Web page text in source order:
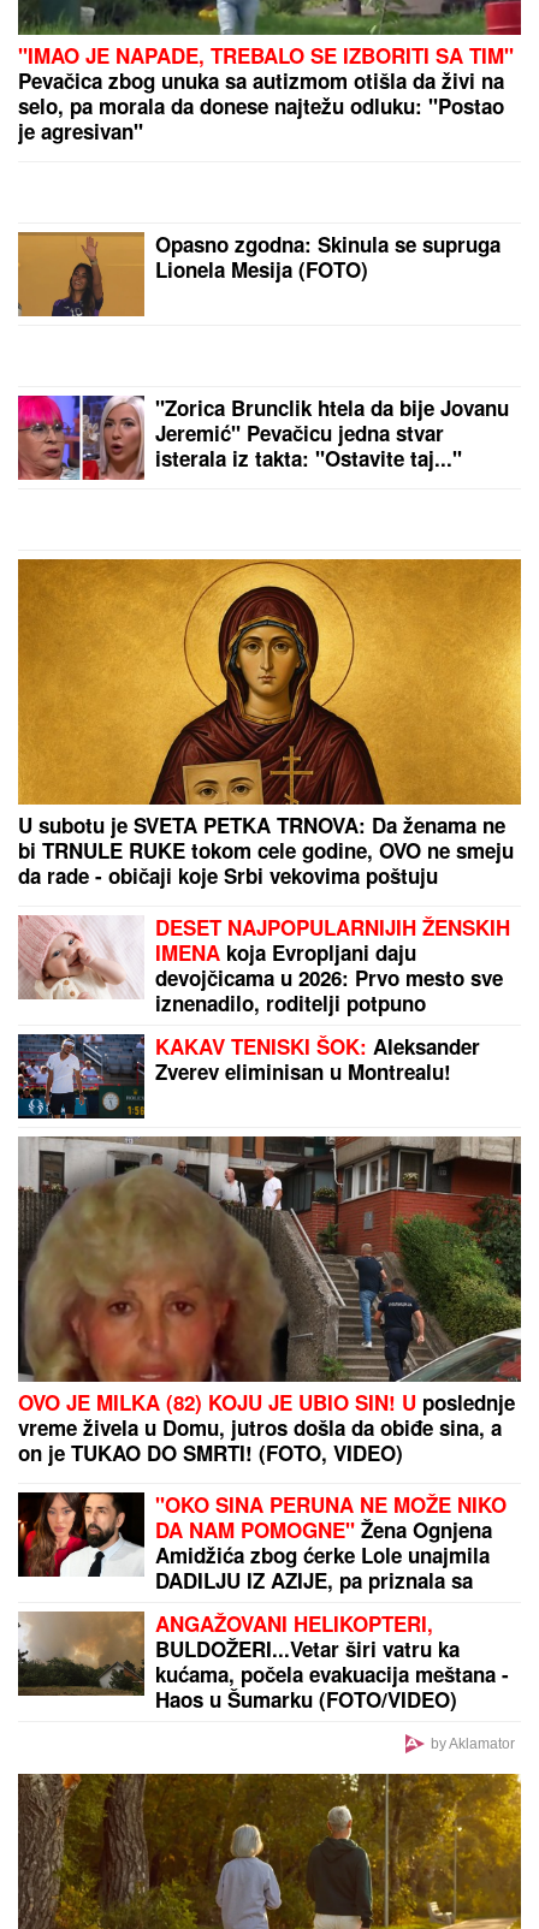
BIVŠI RIJALITI PAR PRODAJE KUĆU U KOJU SU
ULOŽILI 200.000 EVRASagradili vilu na Kosmaju i
pokrenuli biznis, a sada im hitno treba novac: "To je
razlog prodaje"
NINA BADRIĆ SE SLIKA U
KUPAĆEM NA STENAMA
OGROMNA KAMENA OGRADA I
GIPSANI LAVOVI Ovo je porodična
kuća Dragana Stankovića, sazidao
"IMAO JE NAPADE, TREBALO SE IZBORITI SA TIM"
Pevačica zbog unuka sa autizmom otišla da živi na
selo, pa morala da donese najtežu odluku: "Postao
je agresivan"
Opasno zgodna: Skinula se supruga
Lionela Mesija (FOTO)
"Zorica Brunclik htela da bije Jovanu
Jeremić" Pevačicu jedna stvar
isterala iz takta: "Ostavite taj..."
U subotu je SVETA PETKA TRNOVA: Da ženama ne
bi TRNULE RUKE tokom cele godine, OVO ne smeju
da rade - običaji koje Srbi vekovima poštuju
DESET NAJPOPULARNIJIH ŽENSKIH
koja Evropljani daju
devojčicama u 2026: Prvo mesto sve
iznenadilo, roditelji potpuno
promenili favorite
KAKAV TENISKI ŠOK:Aleksander
Zverev eliminisan u Montrealu!